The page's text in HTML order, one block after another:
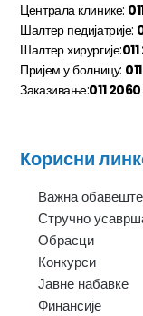
Централа клинике:
Шалтер педијатрије:
Шалтер хирургије:
Пријем у болницу:
Заказивање:011
Корисни
Важна
Стручно
Обрасци
Конкурси
Јавне набавке
Финансије